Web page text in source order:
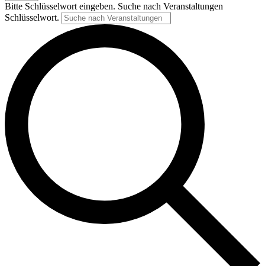
Bitte Schlüsselwort eingeben. Suche nach Veranstaltungen
Schlüsselwort.